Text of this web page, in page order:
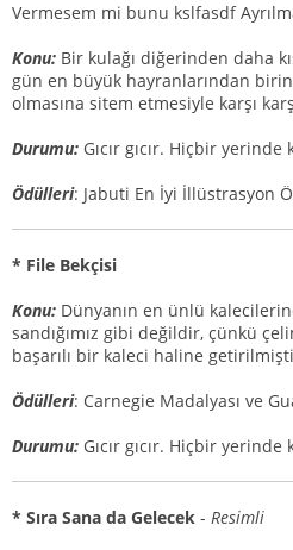
Vermesem mi bunu kslfasdf
Konu: Bir kulağı diğerinden daha
gün en büyük hayranlarından
olmasına sitem etmesiyle karşı
Durumu: Gıcır gıcır. Hiçbir yerinde
Ödülleri: Jabuti En İyi İllüstrasyon
* File Bekçisi
Konu: Dünyanın en ünlü
sandığımız gibi değildir, çünkü
başarılı bir kaleci haline
Ödülleri: Carnegie Madalyası ve
Durumu: Gıcır gıcır. Hiçbir yerinde
* Sıra Sana da Gelecek - Resimli